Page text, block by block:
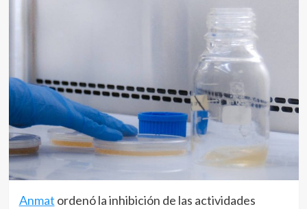
Anmat ordenó la inhibición de las actividades